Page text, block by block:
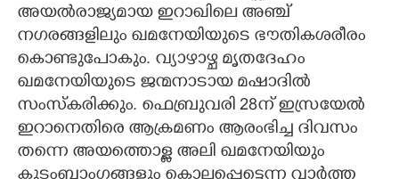
അയൽരാജ്യമായ ഇറാഖിലെ അഞ്ച്
നഗരങ്ങളിലും ഖമനേയിയുടെ ഭൗതികശരീരം
കൊണ്ടുപോകും. വ്യാഴാഴ്ച മൃതദേഹം
ഖമനേയിയുടെ ജന്മനാടായ മഷാദിൽ
സംസ്കരിക്കും. ഫെബ്രുവരി 28ന് ഇസ്രയേൽ
ഇറാനെതിരെ ആക്രമണം ആരംഭിച്ച ദിവസം
തന്നെ അയത്തൊള്ള അലി ഖമനേയിയും